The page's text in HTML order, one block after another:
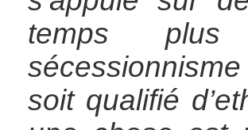
temps
soit qualifié